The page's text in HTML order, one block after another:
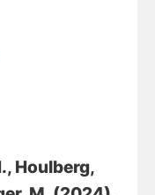
, Houlberg,